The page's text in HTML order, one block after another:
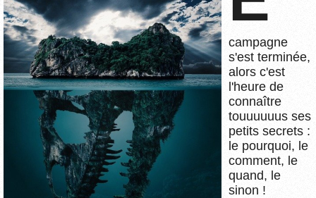
campagne
s'est terminée,
alors c'est
l'heure de
connaître
touuuuuus ses
petits secrets :
le pourquoi, le
comment, le
quand, le
sinon !